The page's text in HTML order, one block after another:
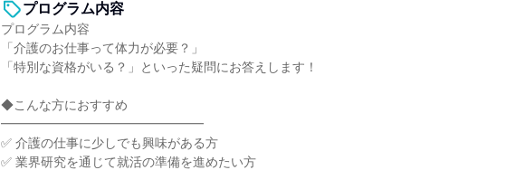
プログラム内容
プログラム内容
「介護のお仕事って体力が必要？」
「特別な資格がいる？」といった疑問にお答えします！
◆こんな方におすすめ
━━━━━━━━━━━━━━━━
✅ 介護の仕事に少しでも興味がある方
✅ 業界研究を通じて就活の準備を進めたい方